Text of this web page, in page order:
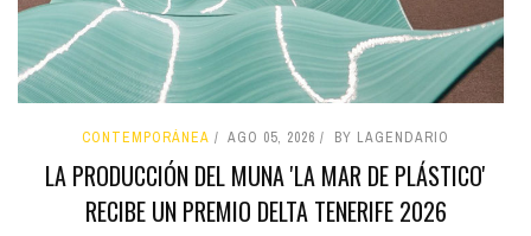
CONTEMPORÁNEA AGO 05, 2026 BY LAGENDARIO
LA PRODUCCIÓN DEL MUNA 'LA MAR DE PLÁSTICO'
RECIBE UN PREMIO DELTA TENERIFE 2026